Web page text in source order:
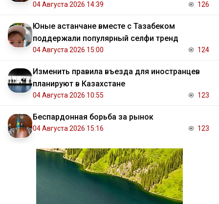
04 Августа 2026 14:39 126
Юные астанчане вместе с Тазабеком
поддержали популярный селфи тренд
04 Августа 2026 15:00 124
Изменить правила въезда для иностранцев
планируют в Казахстане
04 Августа 2026 10:55 123
Беспардонная борьба за рынок
04 Августа 2026 15:16 123